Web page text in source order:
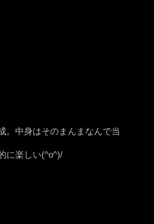
。中身はそのまんまなんで当
に楽しい(^o^)/